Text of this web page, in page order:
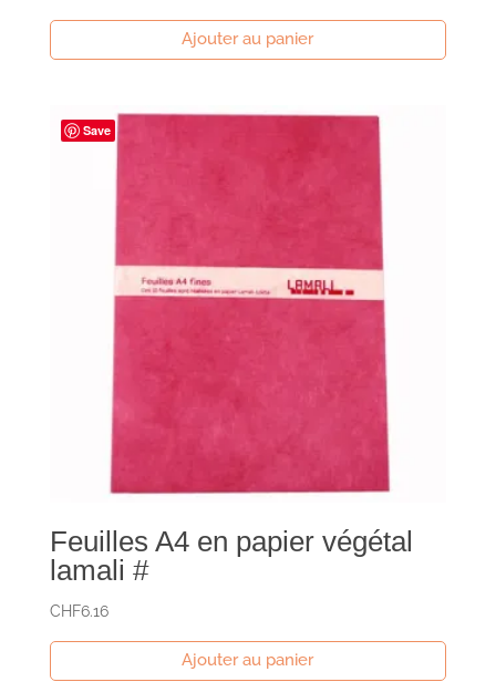
Ajouter au panier
Save
Feuilles A4 en papier végétal
lamali #
CHF6.16
Ajouter au panier